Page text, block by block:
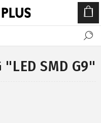
"LED SMD G9"